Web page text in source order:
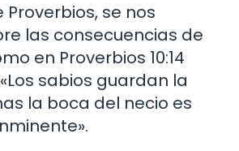
Proverbios, se nos
las consecuencias de
en Proverbios 10:14
sabios guardan la
la boca del necio es